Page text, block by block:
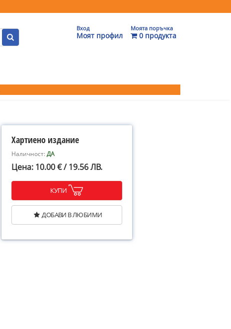
Вход
Моят профил
Моята поръчка
0 продукта
Хартиено издание
Наличност:ДА
Цена: 10.00 € / 19.56 ЛВ.
КУПИ
ДОБАВИ В ЛЮБИМИ